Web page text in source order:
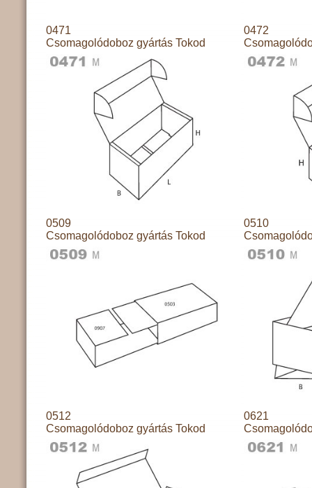
0471
Csomagolódoboz gyártás Tokod
0472
0509
Csomagolódoboz gyártás Tokod
0510
0512
Csomagolódoboz gyártás Tokod
0621